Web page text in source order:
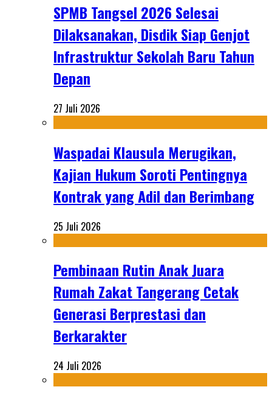
SPMB Tangsel 2026 Selesai
Dilaksanakan, Disdik Siap Genjot
Infrastruktur Sekolah Baru Tahun
Depan
27 Juli 2026
Waspadai Klausula Merugikan,
Kajian Hukum Soroti Pentingnya
Kontrak yang Adil dan Berimbang
25 Juli 2026
Pembinaan Rutin Anak Juara
Rumah Zakat Tangerang Cetak
Generasi Berprestasi dan
Berkarakter
24 Juli 2026